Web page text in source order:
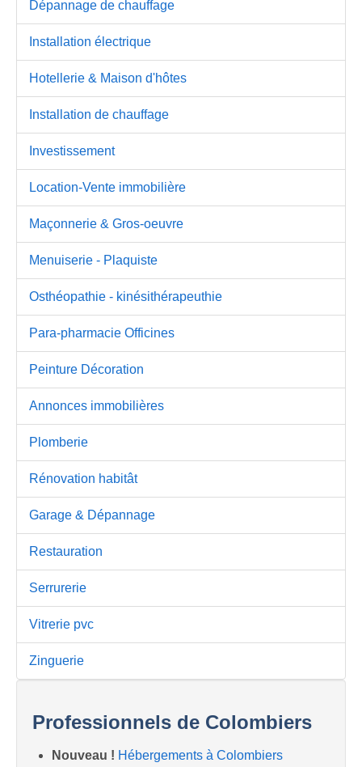
Dépannage de chauffage
Installation électrique
Hotellerie & Maison d'hôtes
Installation de chauffage
Investissement
Location-Vente immobilière
Maçonnerie & Gros-oeuvre
Menuiserie - Plaquiste
Osthéopathie - kinésithérapeuthie
Para-pharmacie Officines
Peinture Décoration
Annonces immobilières
Plomberie
Rénovation habitât
Garage & Dépannage
Restauration
Serrurerie
Vitrerie pvc
Zinguerie
Professionnels de Colombiers
Nouveau ! Hébergements à Colombiers